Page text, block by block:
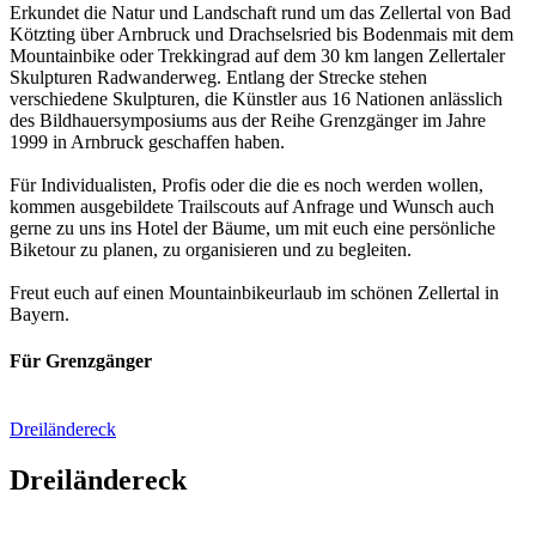
Erkundet die Natur und Landschaft rund um das Zellertal von Bad
Kötzting über Arnbruck und Drachselsried bis Bodenmais mit dem
Mountainbike oder Trekkingrad auf dem 30 km langen Zellertaler
Skulpturen Radwanderweg. Entlang der Strecke stehen
verschiedene Skulpturen, die Künstler aus 16 Nationen anlässlich
des Bildhauersymposiums aus der Reihe Grenzgänger im Jahre
1999 in Arnbruck geschaffen haben.
Für Individualisten, Profis oder die die es noch werden wollen,
kommen ausgebildete Trailscouts auf Anfrage und Wunsch auch
gerne zu uns ins Hotel der Bäume, um mit euch eine persönliche
Biketour zu planen, zu organisieren und zu begleiten.
Freut euch auf einen Mountainbikeurlaub im schönen Zellertal in
Bayern.
Für Grenzgänger
Dreiländereck
Dreiländereck